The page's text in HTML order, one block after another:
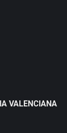
VALENCIANA